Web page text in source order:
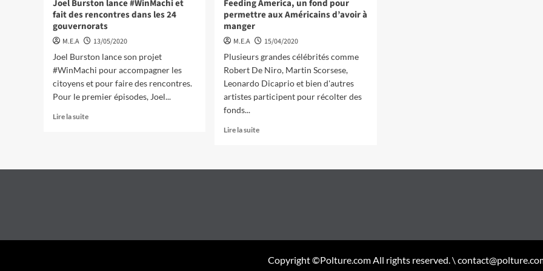
Joel Burston lance #WinMachi et
fait des rencontres dans les 24
gouvernorats
M.E.A
13/05/2020
Joel Burston lance son projet
#WinMachi pour accompagner les
citoyens et pour faire des rencontres.
Pour le premier épisodes, Joel...
Lire la suite
Feeding America, un fond pour
permettre aux Américains d’avoir à
manger
M.E.A
15/04/2020
Plusieurs grandes célébrités comme
Robert De Niro, Martin Scorsese,
Leonardo Dicaprio et bien d'autres
artistes participent pour récolter des
fonds...
Lire la suite
Copyright ©Polture.com All rights reserved. \